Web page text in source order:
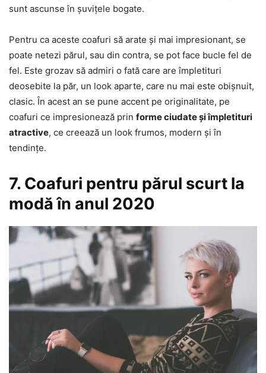
sunt ascunse în șuvițele bogate.
Pentru ca aceste coafuri să arate și mai impresionant, se
poate netezi părul, sau din contra, se pot face bucle fel de
fel. Este grozav să admiri o fată care are împletituri
deosebite la păr, un look aparte, care nu mai este obișnuit,
clasic. În acest an se pune accent pe originalitate, pe
coafuri ce impresionează prin forme ciudate și împletituri
atractive, ce creează un look frumos, modern și în
tendințe.
7. Coafuri pentru părul scurt la
modă în anul 2020